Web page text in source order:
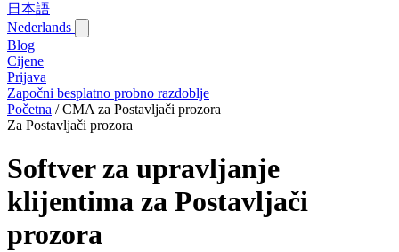
日本語
Nederlands
Blog‎
Cijene
Prijava
Započni besplatno probno razdoblje
Početna / CMA za Postavljači prozora
Za Postavljači prozora
Softver za upravljanje
klijentima za Postavljači
prozora